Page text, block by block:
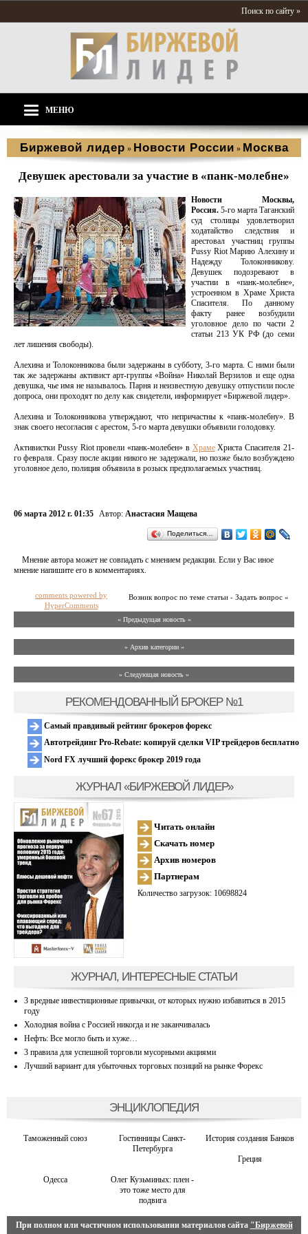
Поиск по сайту »
МЕНЮ
Биржевой лидер » Новости России » Москва
Девушек арестовали за участие в «панк-молебне»
Новости Москвы,
Россия. 5-го марта Таганский
суд столицы удовлетворил
ходатайство следствия и
арестовал участниц группы
Pussy Riot Марию Алехину и
Надежду Толоконникову.
Девушек подозревают в
участии в «панк-молебне»,
устроенном в Храме Христа
Спасителя. По данному
факту ранее возбудили
уголовное дело по части 2
статьи 213 УК РФ (до семи
лет лишения свободы).
Алехина и Толоконникова были задержаны в субботу, 3-го марта. С ними были
так же задержаны активист арт-группы «Война» Николай Верзилов и еще одна
девушка, чье имя не называлось. Парня и неизвестную девушку отпустили после
допроса, они проходят по делу как свидетели, информирует «Биржевой лидер».
Алехина и Толоконникова утверждают, что непричастны к «панк-молебну». В
знак своего несогласия с арестом, 5-го марта девушки объявили голодовку.
Активистки Pussy Riot провели «панк-молебен» в ХрамеХриста Спасителя 21-
го февраля. Сразу после акции никого не задержали, но позже было возбуждено
уголовное дело, полиция объявила в розыск предполагаемых участниц.
06 марта 2012 г. 01:35 Автор: Анастасия Мащева
Поделиться…
Мнение автора может не совпадать с мнением редакции. Если у Вас иное
мнение напишите его в комментариях.
Возник вопрос по теме статьи - Задать вопрос »
comments powered by
HyperComments
« Предыдущая новость «
» Архив категории «
» Следующая новость »
РЕКОМЕНДОВАННЫЙ БРОКЕР №1
Самый правдивый рейтинг брокеров форекс
Автотрейдинг Pro-Rebate: копируй сделки VIP трейдеров бесплатно
Nord FX лучший форекс брокер 2019 года
ЖУРНАЛ «БИРЖЕВОЙ ЛИДЕР»
Читать онлайн
Скачать номер
Архив номеров
Партнерам
Количество загрузок: 10698824
ЖУРНАЛ, ИНТЕРЕСНЫЕ СТАТЬИ
3 вредные инвестиционные привычки, от которых нужно избавиться в 2015
году
Холодная война с Россией никогда и не заканчивалась
Нефть: Все могло быть и хуже…
3 правила для успешной торговли мусорными акциями
Лучший вариант для убыточных торговых позиций на рынке Форекс
ЭНЦИКЛОПЕДИЯ
Таможенный союз
Гостинницы Санкт-
Петербурга
История создания Банков
Греция
Одесса
Олег Кузьминых: плен -
это тоже место для
подвига
При полном или частичном использовании материалов сайта "Биржевой